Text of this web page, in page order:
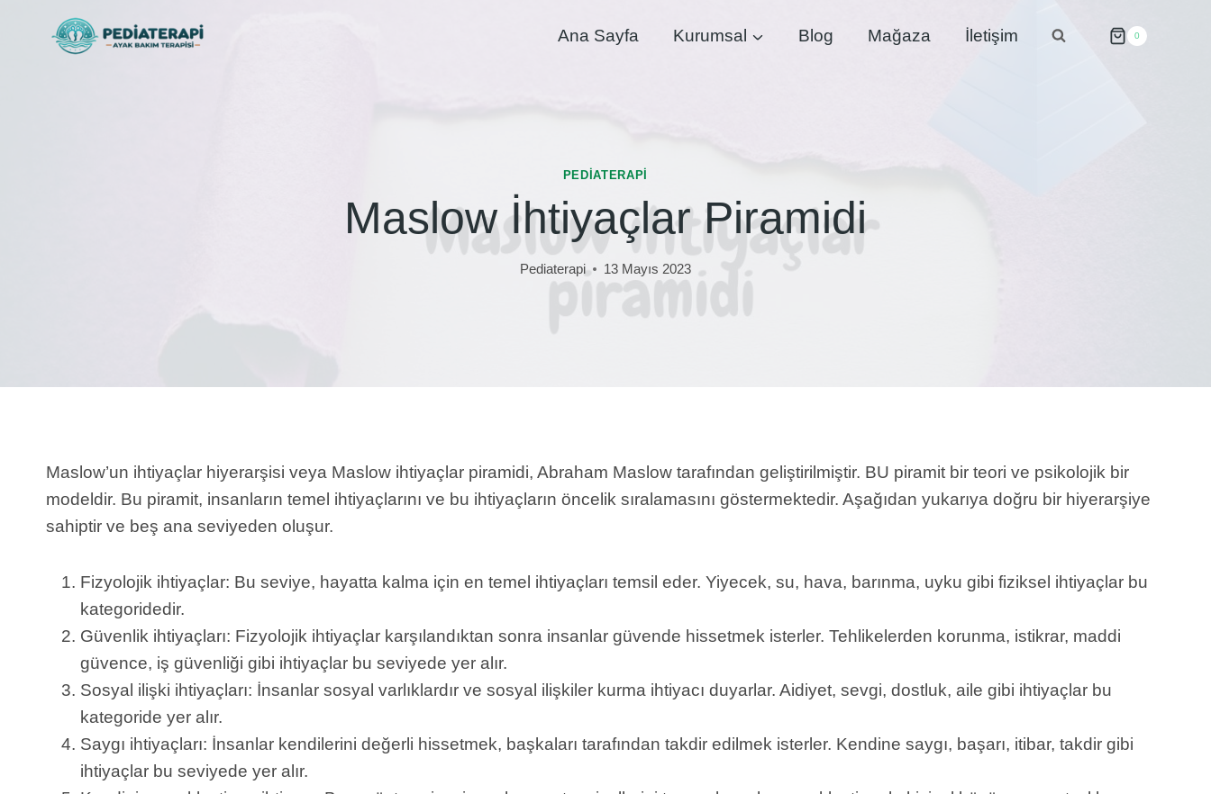
Ana Sayfa Kurumsal Blog Mağaza İletişim 0
PEDIATERAPI
Maslow İhtiyaçlar Piramidi
Pediaterapi 13 Mayıs 2023
Maslow’un ihtiyaçlar hiyerarşisi veya Maslow ihtiyaçlar piramidi, Abraham Maslow tarafından geliştirilmiştir. BU piramit bir teori ve psikolojik bir
modeldir. Bu piramit, insanların temel ihtiyaçlarını ve bu ihtiyaçların öncelik sıralamasını göstermektedir. Aşağıdan yukarıya doğru bir hiyerarşiye
sahiptir ve beş ana seviyeden oluşur.
Fizyolojik ihtiyaçlar: Bu seviye, hayatta kalma için en temel ihtiyaçları temsil eder. Yiyecek, su, hava, barınma, uyku gibi fiziksel ihtiyaçlar bu
kategoridedir.
Güvenlik ihtiyaçları: Fizyolojik ihtiyaçlar karşılandıktan sonra insanlar güvende hissetmek isterler. Tehlikelerden korunma, istikrar, maddi
güvence, iş güvenliği gibi ihtiyaçlar bu seviyede yer alır.
Sosyal ilişki ihtiyaçları: İnsanlar sosyal varlıklardır ve sosyal ilişkiler kurma ihtiyacı duyarlar. Aidiyet, sevgi, dostluk, aile gibi ihtiyaçlar bu
kategoride yer alır.
Saygı ihtiyaçları: İnsanlar kendilerini değerli hissetmek, başkaları tarafından takdir edilmek isterler. Kendine saygı, başarı, itibar, takdir gibi
ihtiyaçlar bu seviyede yer alır.